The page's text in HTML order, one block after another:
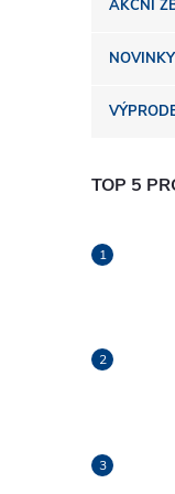
nAKČNÍ
NOVINKY
TOP 5